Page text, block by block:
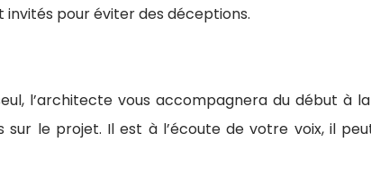
invités pour éviter des déceptions.
l’architecte vous accompagnera du début à
le projet. Il est à l’écoute de votre voix, il